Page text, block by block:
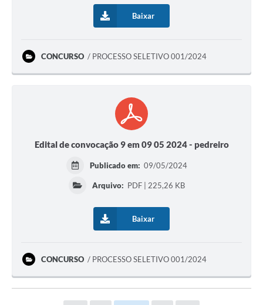
Baixar
CONCURSO PROCESSO SELETIVO 001/2024
Edital de convocação 9 em 09 05 2024 - pedreiro
Publicado em: 09/05/2024
Arquivo: PDF | 225,26 KB
Baixar
CONCURSO PROCESSO SELETIVO 001/2024